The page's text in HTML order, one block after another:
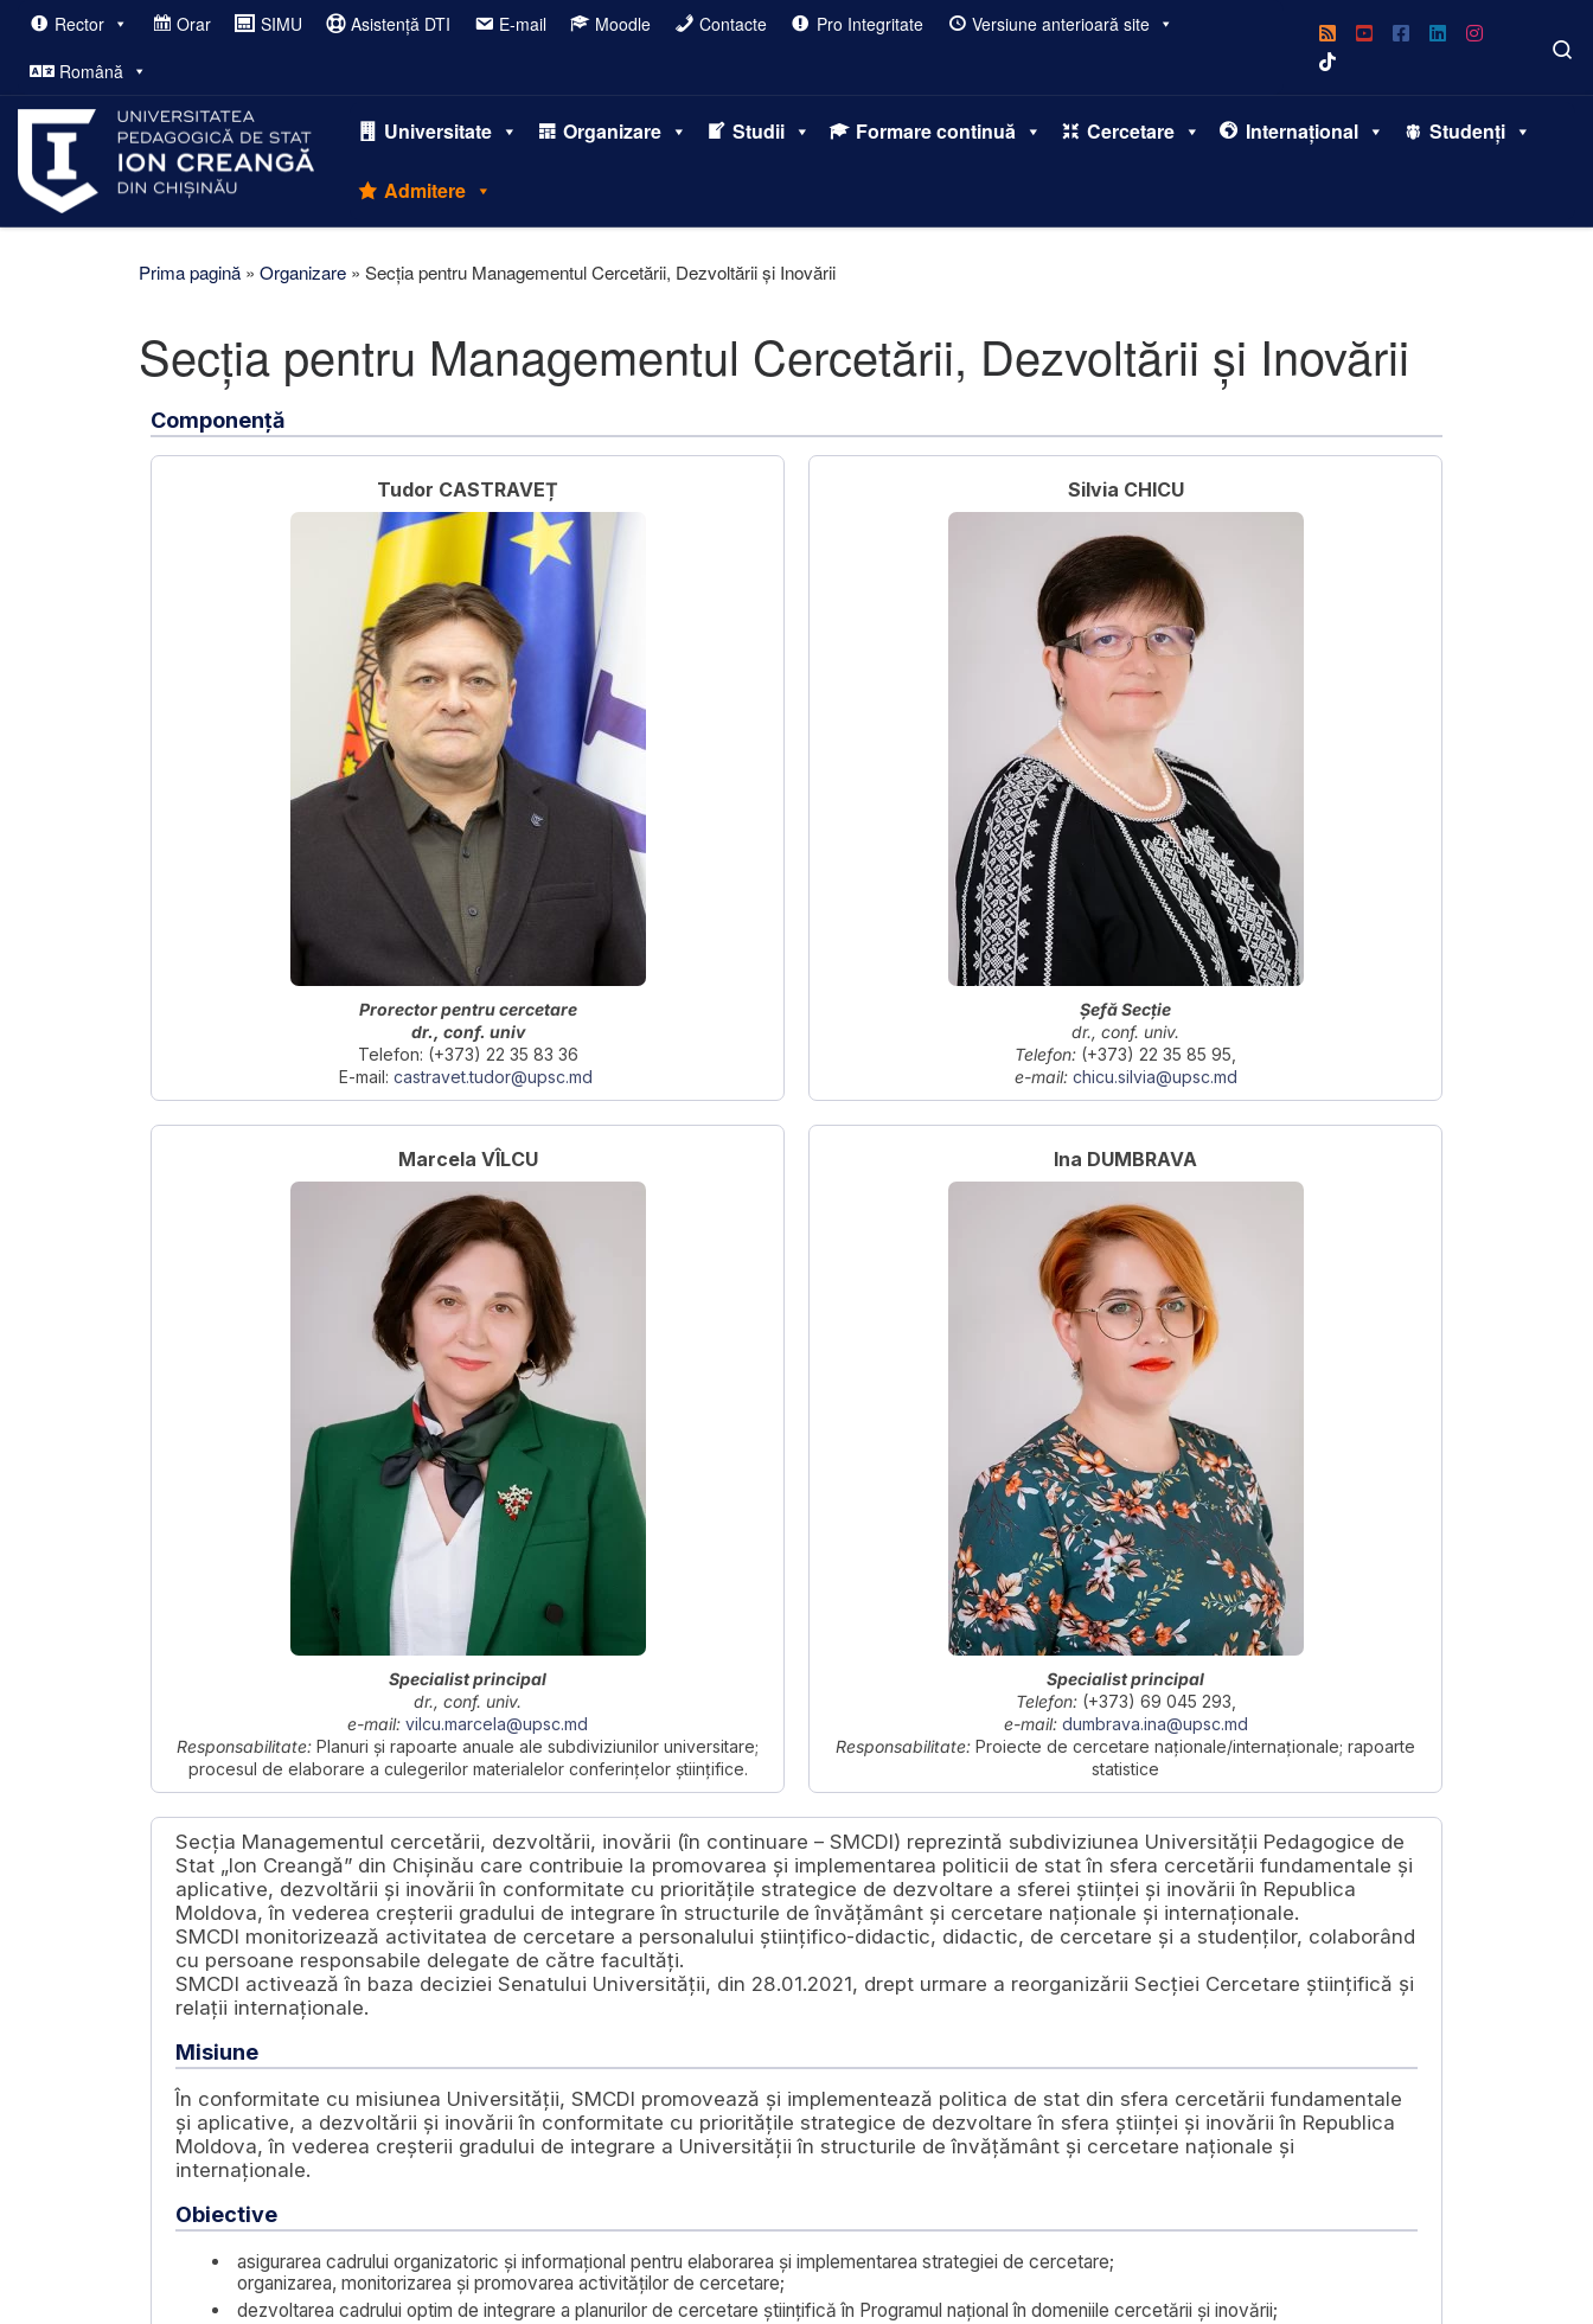
Afișează întregul conținut
Rector Orar SIMU Asistență DTI E-mail Moodle Contacte Pro Integritate
Versiune anterioară site
Română
Universitate Organizare Studii Formare continuă Cercetare Internațional Studenți
Admitere
Prima pagină » Organizare » Secția pentru Managementul Cercetării, Dezvoltării și Inovării
Secția pentru Managementul Cercetării, Dezvoltării și Inovării
Componență
Tudor CASTRAVEȚ
Prorector pentru cercetare
dr., conf. univ
Telefon: (+373) 22 35 83 36
E-mail: castravet.tudor@upsc.md
Silvia CHICU
Șefă Secție
dr., conf. univ.
Telefon: (+373) 22 35 85 95,
e-mail: chicu.silvia@upsc.md
Marcela VÎLCU
Specialist principal
dr., conf. univ.
e-mail: vilcu.marcela@upsc.md
Responsabilitate: Planuri și rapoarte anuale ale subdiviziunilor universitare;
procesul de elaborare a culegerilor materialelor conferințelor științifice.
Ina DUMBRAVA
Specialist principal
Telefon:(+373) 69 045 293,
e-mail: dumbrava.ina@upsc.md
Responsabilitate: Proiecte de cercetare naționale/internaționale; rapoarte
statistice
Secția Managementul cercetării, dezvoltării, inovării (în continuare – SMCDI) reprezintă subdiviziunea Universității Pedagogice de
Stat „Ion Creangă” din Chișinău care contribuie la promovarea și implementarea politicii de stat în sfera cercetării fundamentale și
aplicative, dezvoltării și inovării în conformitate cu prioritățile strategice de dezvoltare a sferei științei și inovării în Republica
Moldova, în vederea creșterii gradului de integrare în structurile de învățământ și cercetare naționale și internaționale.
SMCDI monitorizează activitatea de cercetare a personalului științifico-didactic, didactic, de cercetare și a studenților, colaborând
cu persoane responsabile delegate de către facultăți.
SMCDI activează în baza deciziei Senatului Universității, din 28.01.2021, drept urmare a reorganizării Secției Cercetare științifică și
relații internaționale.
Misiune
În conformitate cu misiunea Universității, SMCDI promovează și implementează politica de stat din sfera cercetării fundamentale
și aplicative, a dezvoltării și inovării în conformitate cu prioritățile strategice de dezvoltare în sfera științei și inovării în Republica
Moldova, în vederea creșterii gradului de integrare a Universității în structurile de învățământ și cercetare naționale și
internaționale.
Obiective
asigurarea cadrului organizatoric și informațional pentru elaborarea și implementarea strategiei de cercetare;
organizarea, monitorizarea și promovarea activităților de cercetare;
dezvoltarea cadrului optim de integrare a planurilor de cercetare științifică în Programul național în domeniile cercetării și inovării;